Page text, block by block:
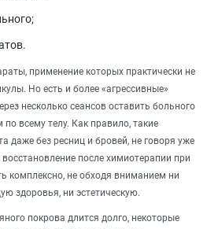
применение которых практически не
Но есть и более «агрессивные»
несколько сеансов оставить больного
по всему телу. Как правило, такие
даже без ресниц и бровей, не говоря уже
после химиотерапии при
комплексно, не обходя вниманием ни
здоровья, ни эстетическую.
покрова длится долго, некоторые